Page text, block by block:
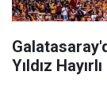
Yıldız